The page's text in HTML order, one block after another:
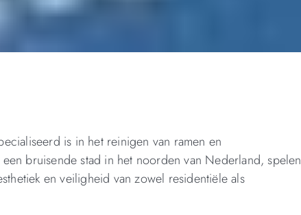
is in het reinigen van ramen en
bruisende stad in het noorden van Nederland, spelen
en veiligheid van zowel residentiële als